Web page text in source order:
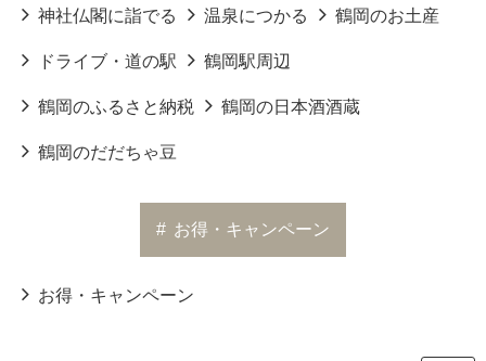
神社仏閣に詣でる 温泉につかる 鶴岡のお土産
ドライブ・道の駅 鶴岡駅周辺
鶴岡のふるさと納税 鶴岡の日本酒酒蔵
鶴岡のだだちゃ豆
# お得・キャンペーン
お得・キャンペーン